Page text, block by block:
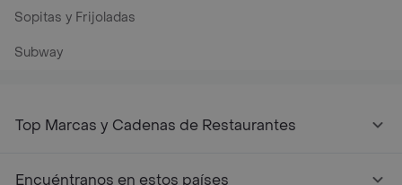
Sopitas y Frijoladas
Subway
Top Marcas y Cadenas de Restaurantes
Encuéntranos en estos países